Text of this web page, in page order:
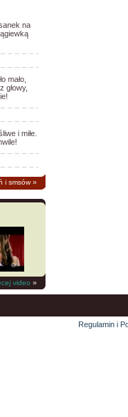
na
mało,
głowy,
i miłe.
i smsów»
video »
Regulamin i